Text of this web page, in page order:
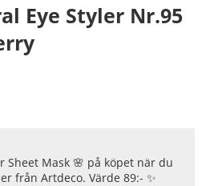
Eye Styler Nr.95
Sheet Mask 🌸 på köpet när du
från Artdeco. Värde 89:- ✨